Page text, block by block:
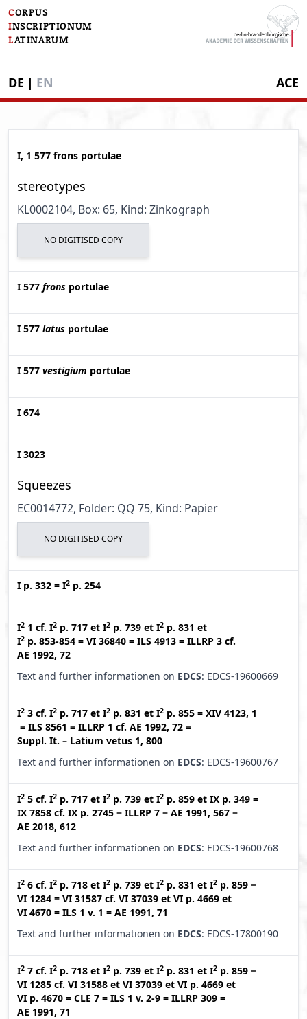
CORPUS
INSCRIPTIONUM
LATINARUM
DE | EN ACE
I, 1 577 frons portulae
stereotypes
KL0002104, Box: 65, Kind: Zinkograph
NO DIGITISED COPY
I 577 frons portulae
I 577 latus portulae
I 577 vestigium portulae
I 674
I 3023
Squeezes
EC0014772, Folder: QQ 75, Kind: Papier
NO DIGITISED COPY
I p. 332 = I2 p. 254
I2 1 cf. I2 p. 717 et I2 p. 739 et I2 p. 831 et
I2 p. 853-854 = VI 36840 = ILS 4913 = ILLRP 3 cf.
AE 1992, 72
Text and further informationen on EDCS: EDCS-19600669
I2 3 cf. I2 p. 717 et I2 p. 831 et I2 p. 855 = XIV 4123, 1
= ILS 8561 = ILLRP 1 cf. AE 1992, 72 =
Suppl. It. – Latium vetus 1, 800
Text and further informationen on EDCS: EDCS-19600767
I2 5 cf. I2 p. 717 et I2 p. 739 et I2 p. 859 et IX p. 349 =
IX 7858 cf. IX p. 2745 = ILLRP 7 = AE 1991, 567 =
AE 2018, 612
Text and further informationen on EDCS: EDCS-19600768
I2 6 cf. I2 p. 718 et I2 p. 739 et I2 p. 831 et I2 p. 859 =
VI 1284 = VI 31587 cf. VI 37039 et VI p. 4669 et
VI 4670 = ILS 1 v. 1 = AE 1991, 71
Text and further informationen on EDCS: EDCS-17800190
I2 7 cf. I2 p. 718 et I2 p. 739 et I2 p. 831 et I2 p. 859 =
VI 1285 cf. VI 31588 et VI 37039 et VI p. 4669 et
VI p. 4670 = CLE 7 = ILS 1 v. 2-9 = ILLRP 309 =
AE 1991, 71